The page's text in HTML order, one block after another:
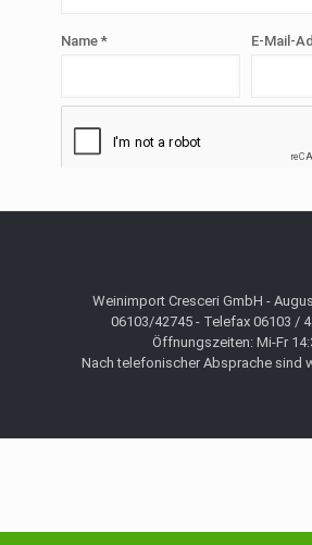
Name * E-Mail-
Weinimport Cresceri GmbH -
06103/42745 - Telefax 06103 /
Öffnungszeiten: Mi-Fr
Nach telefonischer Absprache sind